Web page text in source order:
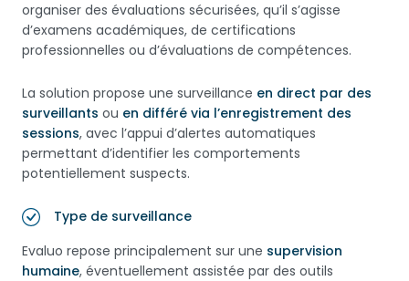
organiser des évaluations sécurisées, qu’il s’agisse
d’examens académiques, de certifications
professionnelles ou d’évaluations de compétences.
La solution propose une surveillance en direct par des
surveillants ou en différé via l’enregistrement des
sessions, avec l’appui d’alertes automatiques
permettant d’identifier les comportements
potentiellement suspects.
Type de surveillance
Evaluo repose principalement sur une supervision
humaine, éventuellement assistée par des outils